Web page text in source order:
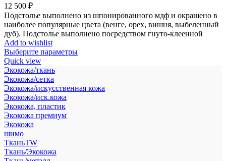
12 500 ₽
Подстолье выполнено из шпонированного мдф и окрашено в
наиболее популярные цвета (венге, орех, вишня, выбеленный
дуб). Подстолье выполнено посредством гнуто-клеенной
Add to wishlist
Выберите параметры
Quick view
Экокожа/ткань
Экокожа/сетка
Экокожа/искусственная кожа
Экокожа/иск.кожа
Экокожа, пластик
Экокожа премиум
Экокожа
шимо
ТканьTW
Ткань/Экокожа